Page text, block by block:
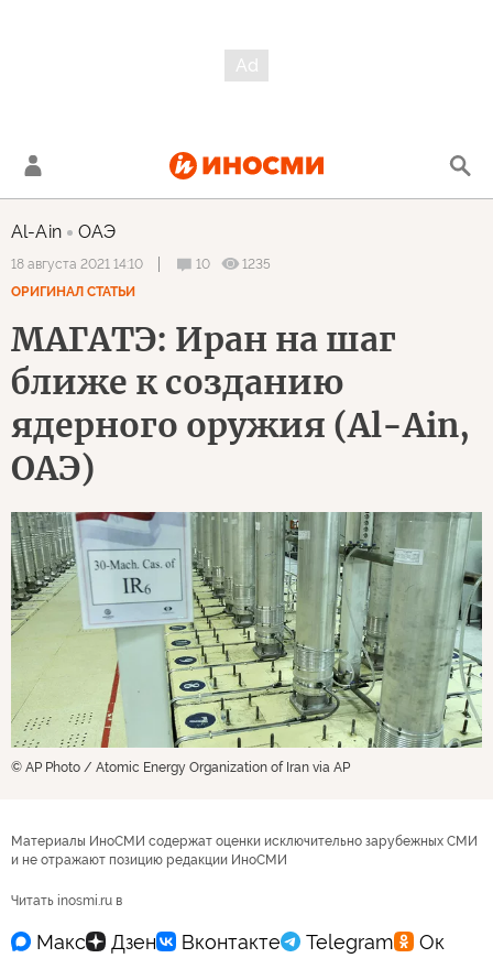
Al-Ain ОАЭ
18 августа 2021 14:10 10
1235
ОРИГИНАЛ СТАТЬИ
МАГАТЭ: Иран на шаг
ближе к созданию
ядерного оружия (Al-Ain,
ОАЭ)
© AP Photo / Atomic Energy Organization of Iran via AP
Материалы ИноСМИ содержат оценки исключительно зарубежных СМИ
и не отражают позицию редакции ИноСМИ
Читать inosmi.ru в